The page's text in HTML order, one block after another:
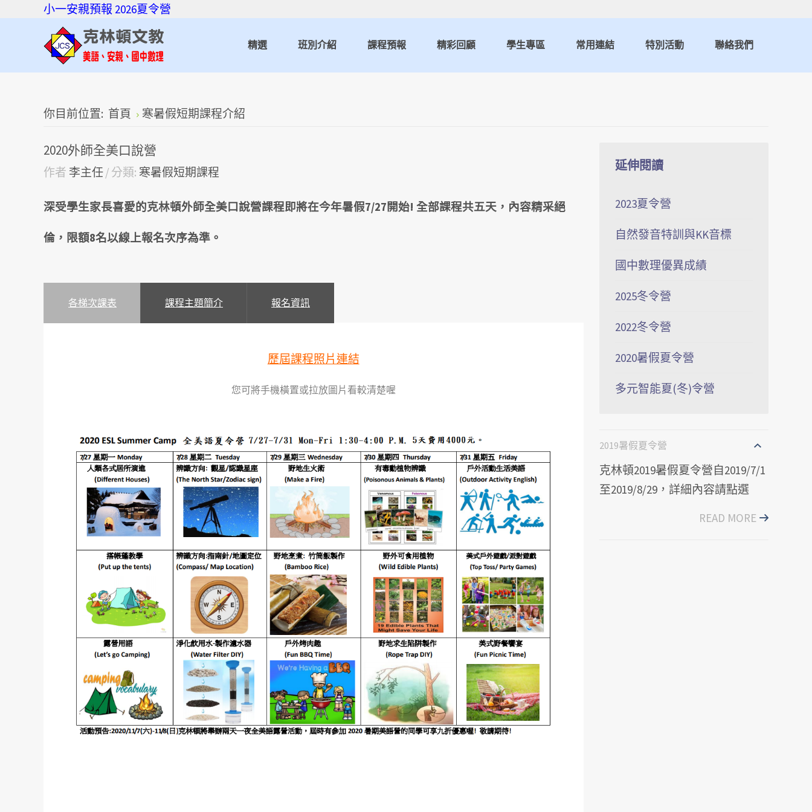
小一安親預報 2026夏令營
精選 班別介紹 課程預報 精彩回顧 學生專區 常用連結 特別活動 聯絡我們
你目前位置: 首頁 寒暑假短期課程介紹
2020外師全美口說營
作者 李主任 分類: 寒暑假短期課程
深受學生家長喜愛的克林頓外師全美口說營課程即將在今年暑假7/27開始! 全部課程共五天，內容精采絕
倫，限額8名以線上報名次序為準。
各梯次課表 課程主題簡介 報名資訊
歷屆課程照片連結
您可將手機橫置或拉放圖片看較清楚喔
延伸閱讀
2023夏令營
自然發音特訓與KK音標
國中數理優異成績
2025冬令營
2022冬令營
2020暑假夏令營
多元智能夏(冬)令營
2019暑假夏令營
克林頓2019暑假夏令營自2019/7/1
至2019/8/29，詳細內容請點選
READ MORE